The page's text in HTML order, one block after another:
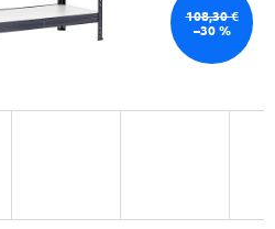
108,30 €
–30 %